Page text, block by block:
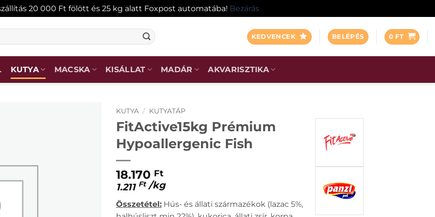
20 000 Ft fölött és 25 kg alatt Foxpost automatába! Bezárás
KEDVENCEK BELÉPÉS 0 FT
KUTYA MACSKA KISÁLLAT MADÁR AKVARISZTIKA
KUTYA / KUTYATÁP
FitActive15kg Prémium
Hypoallergenic Fish
18.170 Ft
1.211 Ft /kg
Összetétel: Hús- és állati származékok (lazac 5%,